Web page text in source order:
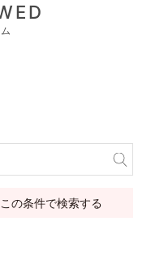
この条件で検索する